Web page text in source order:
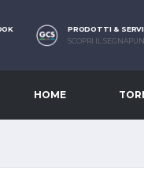
PRODOTTI &
SCOPRI IL
HOME